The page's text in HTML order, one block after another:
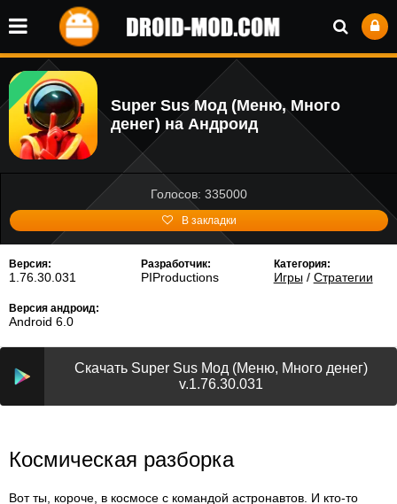
Super Sus Мод (Меню, Много
денег) на Андроид
Голосов: 335000
В закладки
Версия:
1.76.30.031
Разработчик:
PIProductions
Категория:
Игры/ Стратегии
Версия андроид:
Android 6.0
Скачать Super Sus Мод (Меню, Много денег)
v.1.76.30.031
Космическая разборка
Вот ты, короче, в космосе с командой астронавтов. И кто-то